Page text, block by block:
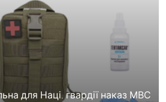
для Наці. гвардії наказ МВС